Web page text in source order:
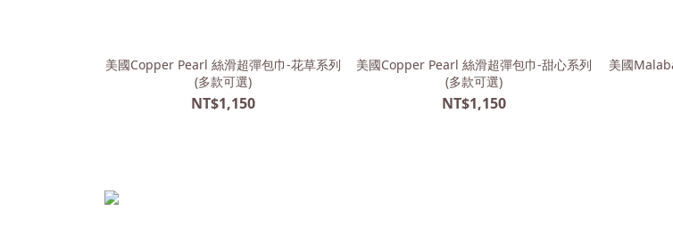
美國Copper Pearl 絲滑超彈包巾-花草系列
(多款可選)
NT$1,150
美國Copper Pearl 絲滑超彈包巾-甜心系列
(多款可選)
NT$1,150
美國